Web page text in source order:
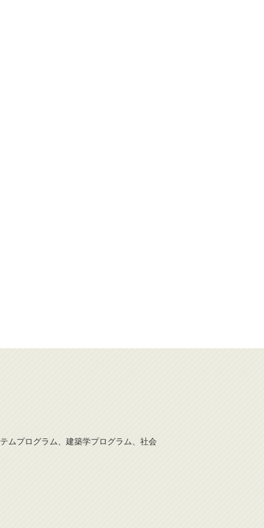
ムプログラム、建築学プログラム、社会